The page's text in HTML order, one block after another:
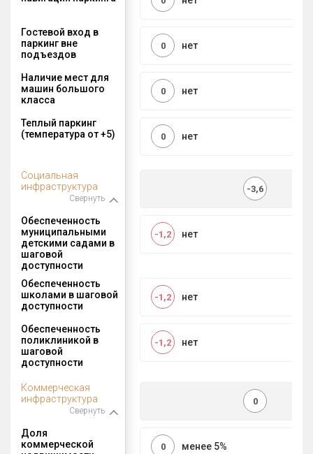
Гостевой вход в
паркинг вне
подъездов
нет
0
Наличие мест для
машин большого
класса
нет
0
Теплый паркинг
(температура от +5)
нет
0
Социальная
инфраструктура
Свернуть
-3,6
Обеспеченность
муниципальными
детскими садами в
шаговой
доступности
нет
-1,2
Обеспеченность
школами в шаговой
доступности
нет
-1,2
Обеспеченность
поликлиникой в
шаговой
доступности
нет
-1,2
Коммерческая
инфраструктура
Свернуть
0
Доля
коммерческой
менее 5%
0